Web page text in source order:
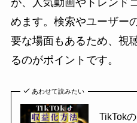
が、人気動画やトレンド
めます。検索やユーザー
要な場面もあるため、視
るのがポイントです。
あわせて読みたい
TikTok